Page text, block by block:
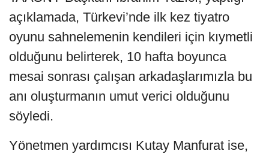
açıklamada, Türkevi’nde ilk kez tiyatro
oyunu sahnelemenin kendileri için kıymetli
olduğunu belirterek, 10 hafta boyunca
mesai sonrası çalışan arkadaşlarımızla bu
anı oluşturmanın umut verici olduğunu
söyledi.
Yönetmen yardımcısı Kutay Manfurat ise,